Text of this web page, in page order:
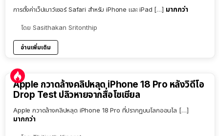
การตั้งค่าเว็ปเบาว์เซอร์ Safari สำหรับ iPhone และ iPad […] มากกว่า
โดย Sasithakan Sritonthip
อ่านเพิ่มเติม
Apple กวาดล้างคลิปหลุด iPhone 18 Pro หลังวิดีโอ
Drop Test ปลิวหายจากสื่อโซเชียล
Apple กวาดล้างคลิปหลุด iPhone 18 Pro ที่ปรากฏบนโลกออนไล […]
มากกว่า